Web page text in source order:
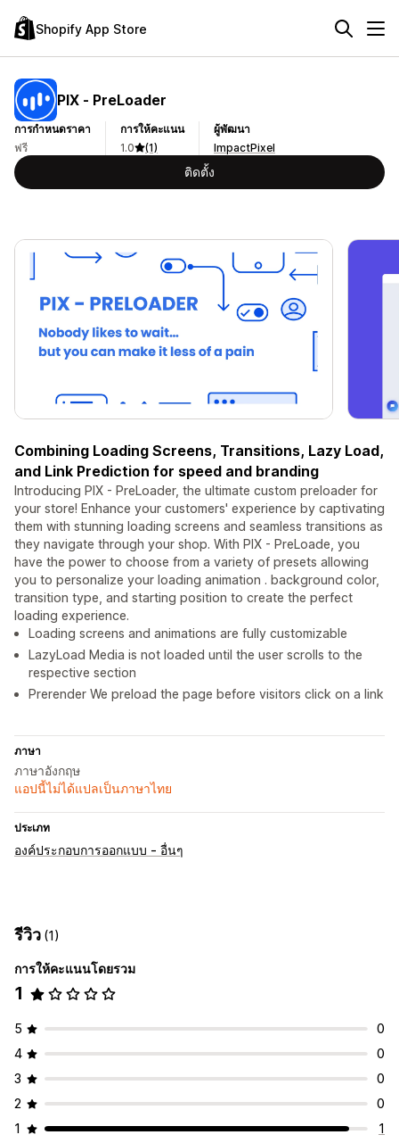
Shopify App Store
PIX ‑ PreLoader
การกำหนดราคา
ฟรี
การให้คะแนน
1.0
(1)
ผู้พัฒนา
ImpactPixel
ติดตั้ง
Combining Loading Screens, Transitions, Lazy Load,
and Link Prediction for speed and branding
Introducing PIX - PreLoader, the ultimate custom preloader for
your store! Enhance your customers' experience by captivating
them with stunning loading screens and seamless transitions as
they navigate through your shop. With PIX - PreLoade, you
have the power to choose from a variety of presets allowing
you to personalize your loading animation . background color,
transition type, and starting position to create the perfect
loading experience.
Loading screens and animations are fully customizable
LazyLoad Media is not loaded until the user scrolls to the
respective section
Prerender We preload the page before visitors click on a link
ภาษา
ภาษาอังกฤษ
แอปนี้ไม่ได้แปลเป็นภาษาไทย
ประเภท
องค์ประกอบการออกแบบ - อื่นๆ
รีวิว (1)
การให้คะแนนโดยรวม
1
5
0
4
0
3
0
2
0
1
1